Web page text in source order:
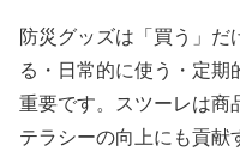
防災グッズは「買う」だ
る・日常的に使う・定期
重要です。スツーレは商
テラシーの向上にも貢献